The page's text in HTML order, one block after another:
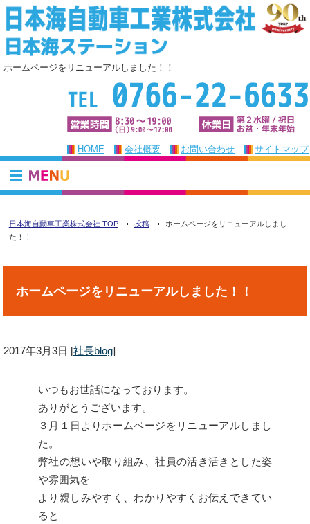
ホームページをリニューアルしました！！
HOME 会社概要 お問い合わせ サイトマップ
日本海自動車工業株式会社 TOP 投稿
ホームページをリニューアルしまし
た！！
ホームページをリニューアルしました！！
2017年3月3日 [社長blog]
いつもお世話になっております。
ありがとうございます。
３月１日よりホームページをリニューアルしまし
た。
弊社の想いや取り組み、社員の活き活きとした姿
や雰囲気を
より親しみやすく、わかりやすくお伝えできてい
ると